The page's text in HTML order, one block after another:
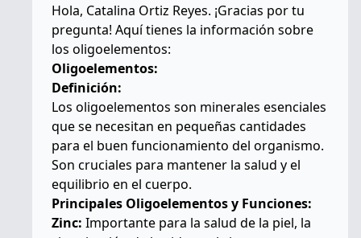
Hola, Catalina Ortiz Reyes. ¡Gracias por tu
pregunta! Aquí tienes la información sobre
los oligoelementos:
Oligoelementos:
Definición:
Los oligoelementos son minerales esenciales
que se necesitan en pequeñas cantidades
para el buen funcionamiento del organismo.
Son cruciales para mantener la salud y el
equilibrio en el cuerpo.
Principales Oligoelementos y Funciones:
Zinc: Importante para la salud de la piel, la